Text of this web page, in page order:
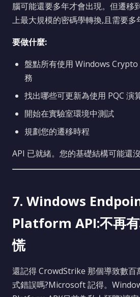
腦可能還要多年才會出現。但遷移
上最大規模的密碼學轉換,且需要多
要做什麼:
盤點所有使用 Windows Crypto
務
找出哪些可更新為使用 PQC 演
開始在實驗室環境中測試
規劃您的遷移時程
API 已就緒。您的基礎結構可能還
7. Windows
Platform API:不再
慌
還記得 CrowdStrike 那個導致數百
式錯誤嗎?Microsoft 記得。